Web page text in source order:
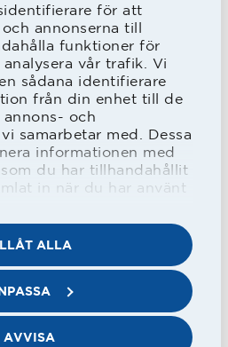
för att
annonserna till
funktioner för
vår trafik. Vi
sådana identifierare
från din enhet till de
och
samarbetar med. Dessa
informationen med
du har tillhandahållit
in när du har använt
ALLA
AVVISA